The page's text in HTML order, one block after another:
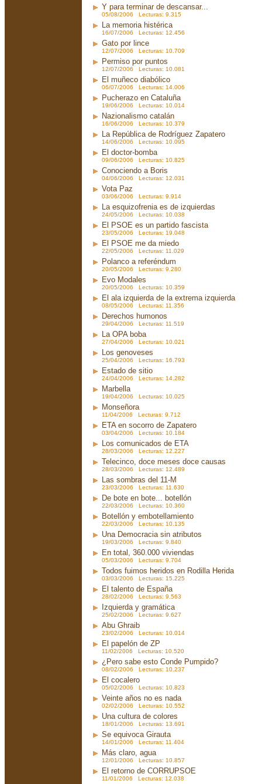
Y para terminar de descansar...
05/08/2006 Lecturas: 9.315
La memoria histérica
16/07/2006 Lecturas: 12.456
Gato por lince
12/07/2006 Lecturas: 10.709
Permiso por puntos
12/07/2006 Lecturas: 10.081
El muñeco diabólico
06/07/2006 Lecturas: 14.006
Pucherazo en Cataluña
19/06/2006 Lecturas: 10.014
Nazionalismo catalán
16/06/2006 Lecturas: 10.379
La República de Rodríguez Zapatero
14/06/2006 Lecturas: 10.095
El doctor-bomba
09/06/2006 Lecturas: 10.825
Conociendo a Boris
04/06/2006 Lecturas: 12.031
Vota Paz
03/06/2006 Lecturas: 9.914
La esquizofrenia es de izquierdas
24/05/2006 Lecturas: 10.038
El PSOE es un partido fascista
23/05/2006 Lecturas: 19.048
El PSOE me da miedo
22/05/2006 Lecturas: 11.029
Polanco a referéndum
20/05/2006 Lecturas: 9.280
Evo Modales
20/05/2006 Lecturas: 10.359
El ala izquierda de la extrema izquierda
08/05/2006 Lecturas: 11.356
Derechos humonos
29/04/2006 Lecturas: 11.519
La OPA boba
27/04/2006 Lecturas: 10.021
Los genoveses
25/04/2006 Lecturas: 16.793
Estado de sitio
24/04/2006 Lecturas: 14.282
Marbella
19/04/2006 Lecturas: 10.025
Monseñora
11/04/2006 Lecturas: 9.712
ETA en socorro de Zapatero
03/04/2006 Lecturas: 10.184
Los comunicados de ETA
28/03/2006 Lecturas: 12.227
Telecinco, doce meses doce causas
28/03/2006 Lecturas: 12.489
Las sombras del 11-M
23/03/2006 Lecturas: 11.630
De bote en bote... botellón
22/03/2006 Lecturas: 10.360
Botellón y embotellamiento
22/03/2006 Lecturas: 10.135
Una Democracia sin atributos
19/03/2006 Lecturas: 9.840
En total, 360.000 viviendas
05/03/2006 Lecturas: 9.704
Todos fuimos heridos en Rodilla Herida
03/03/2006 Lecturas: 15.225
El talento de España
28/02/2006 Lecturas: 9.563
Izquierda y gramática
25/02/2006 Lecturas: 9.627
Abu Ghraib
23/02/2006 Lecturas: 10.014
El papelón de ZP
11/02/2006 Lecturas: 10.520
¿Pero sabe esto Conde Pumpido?
08/02/2006 Lecturas: 10.237
El cocalero
05/02/2006 Lecturas: 10.823
Veinte años no es nada
02/02/2006 Lecturas: 10.552
Una cultura de colores
18/01/2006 Lecturas: 13.691
Se equivoca Girauta
14/01/2006 Lecturas: 11.404
Más claro, agua
12/01/2006 Lecturas: 10.857
El retorno de CORRUPSOE
11/01/2006 Lecturas: 12.038